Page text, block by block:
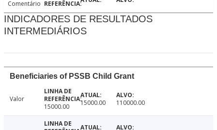
Comentário
INDICADORES DE RESULTADOS
INTERMEDIÁRIOS
Beneficiaries of PSSB Child Grant
Valor
15000.00
15000.00 110000.00